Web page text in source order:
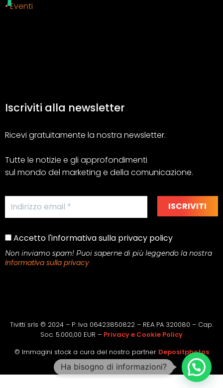
• Eventi
Iscriviti alla newsletter
Ricevi gratuitamente la nostra newsletter.
Tutte le notizie e gli approfondimenti
sul mondo del marketing e della comunicazione.
Accetto l'informativa sulla privacy policy
Non inviamo spam! Puoi saperne di più leggendo la nostra
Informativa sulla privacy
Tivitti srls © 2024 – P. Iva 06423850822 – REA PA 320080 – Cap.
Soc. 5.000,00 EUR – Privacy e Cookie Policy
© Immagini stock a cura del nostro partner Depositphotos
Ha bisogno di informazioni?